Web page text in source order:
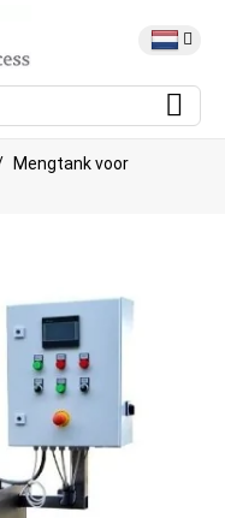
Mengtank voor